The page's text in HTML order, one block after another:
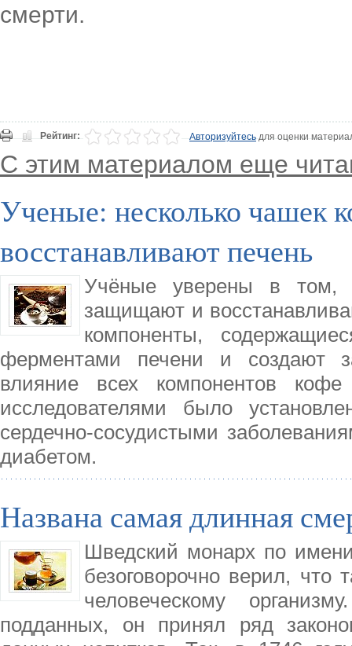
смерти.
Рейтинг: Авторизуйтесьдля оценки
С этим материалом еще
Ученые: несколько чашек
восстанавливают печень
Учёные уверены в том,
защищают и
компоненты,
ферментами печени и создают
влияние всех компонентов
исследователями было
сердечно-сосудистыми
диабетом.
Названа самая длинная
Шведский монарх по
безоговорочно верил, что
человеческому
подданных, он принял ряд